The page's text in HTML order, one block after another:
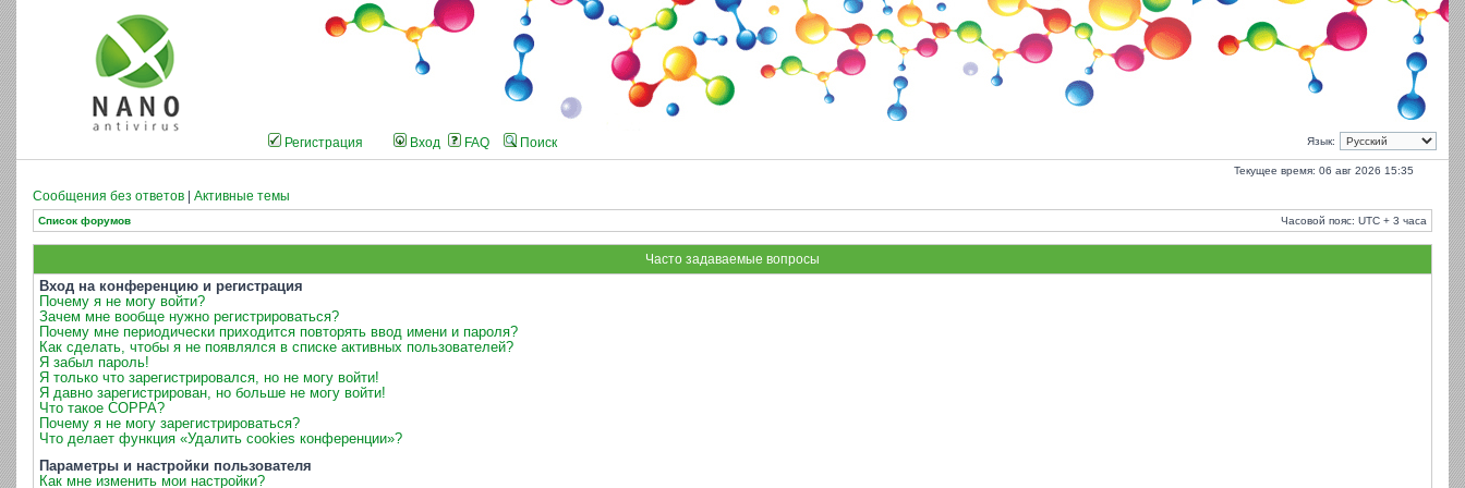
Язык:
Регистрация Вход FAQ Поиск
Текущее время: 06 авг 2026 15:35
Сообщения без ответов Активные темы
Список форумов Часовой пояс: UTC + 3 часа
Часто задаваемые вопросы
Вход на конференцию и регистрация
Почему я не могу войти?
Зачем мне вообще нужно регистрироваться?
Почему мне периодически приходится повторять ввод имени и пароля?
Как сделать, чтобы я не появлялся в списке активных пользователей?
Я забыл пароль!
Я только что зарегистрировался, но не могу войти!
Я давно зарегистрирован, но больше не могу войти!
Что такое COPPA?
Почему я не могу зарегистрироваться?
Что делает функция «Удалить cookies конференции»?
Параметры и настройки пользователя
Как мне изменить мои настройки?